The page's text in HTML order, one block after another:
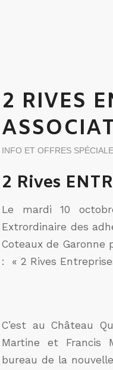
2 RIVES
INFO ET OFFRES
2 Rives
Le mardi 10
Extrordinaire des
Coteaux de Garonne
: « 2 Rives
C’est au Château
Martine et Francis
bureau de la